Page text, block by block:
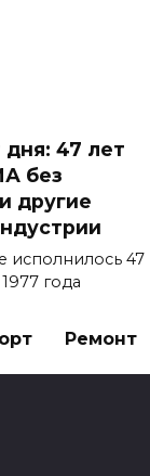
47 лет
без
другие
исполнилось 47
года
Ремонт